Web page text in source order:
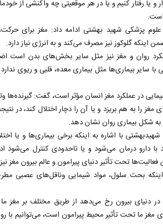
و یا رفتار کنیم و یا در هر موقعیتی چه واکنشی از
است.
پزشکی شهید بهشتی ادامه داد: مغز برای
اینکه گلوکوز نیز مصرف می‌کند و به انرژی نیاز دارد.
روان و مغز نیز مثل سایر بخش‌های بدن است
سایر بیماری‌ها مثل بیماری معده، قلبی و ریوی ندارد
در عملکرد مغز انسان مؤثر است، گفت: گیرنده‌ها
مغز را به هم بریزد و یا آن را دچار اختلال کند، در
شکل بیماری روان نشان دهد.
با اشاره به اینکه برخی بیماری‌ها و یا
با دارو درمان می‌شود و یا تاحدودی کنترل می‌شود
تحت تأثیر دنیای پیرامون و عالم بیرون مغز
بحث سلول، مواد شیمایی وناقل‌های عصبی
در دنیای بیرون رخ می‌دهد از طریق مختلف بر مغز ما
مغز ما تحت تأثیر محیط پیرامون است، می‌توانیم با